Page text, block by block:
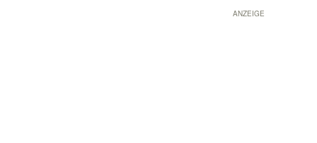
ANZEIGE